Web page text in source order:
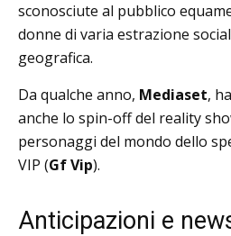
sconosciute al pubblico
donne di varia estrazione
geografica.
Da qualche anno, Mediaset,
anche lo spin-off del reality
personaggi del mondo dello
VIP (Gf Vip).
Anticipazioni e